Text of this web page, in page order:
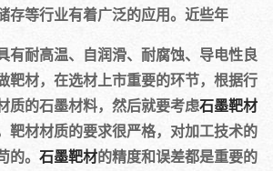
存等行业有着广泛的应用。近些年
有耐高温、自润滑、耐腐蚀、导电性良
靶材，在选材上市重要的环节，根据行
质的石墨材料，然后就要考虑石墨靶材
靶材材质的要求很严格，对加工技术的
。 石墨靶材的精度和误差都是重要的